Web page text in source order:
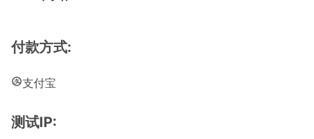
付款方式:
支付宝
测试IP: